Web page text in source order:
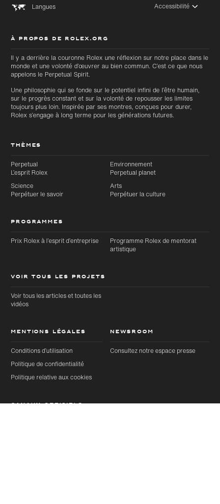
contenu
principal
au bas
de page
Langues Accessibilité
À PROPOS DE ROLEX.ORG
Il y a derrière la couronne Rolex une réflexion sur notre place dans le
monde et une volonté d’œuvrer au bien commun. C’est ce que nous
appelons le Perpetual Spirit.
Une philosophie qui se fonde sur le potentiel infini de l’être humain,
sur le progrès constant et sur la volonté de repousser les limites
toujours plus loin. Inspirée par ses montres, conçues pour durer,
Rolex s’engage à long terme pour les générations futures.
THÈMES
Perpetual
L’esprit Rolex
Environnement
Perpetual planet
Science
Perpétuer le savoir
Arts
Perpétuer la culture
PROGRAMMES
Prix Rolex à l’esprit d’entreprise
Programme Rolex de mentorat
artistique
VOIR TOUS LES PROJETS
Voir tous les articles et toutes les
vidéos
MENTIONS LÉGALES
Conditions d’utilisation
Politique de confidentialité
Politique relative aux cookies
NEWSROOM
Consultez notre espace presse
CANAUX OFFICIELS